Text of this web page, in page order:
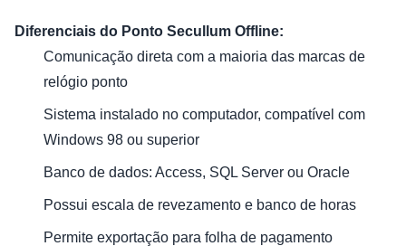
Diferenciais do Ponto Secullum Offline:
Comunicação direta com a maioria das marcas de
relógio ponto
Sistema instalado no computador, compatível com
Windows 98 ou superior
Banco de dados: Access, SQL Server ou Oracle
Possui escala de revezamento e banco de horas
Permite exportação para folha de pagamento